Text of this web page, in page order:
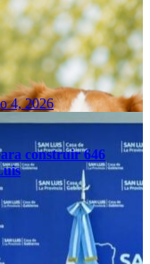
4, 2026
construir 646